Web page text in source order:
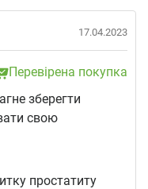
17.04.2023
Перевірена покупка
зберегти
свою
простатиту